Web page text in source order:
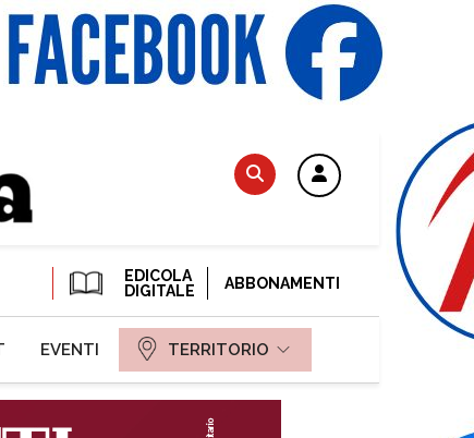
EDICOLA
DIGITALE
ABBONAMENTI
EVENTI TERRITORIO